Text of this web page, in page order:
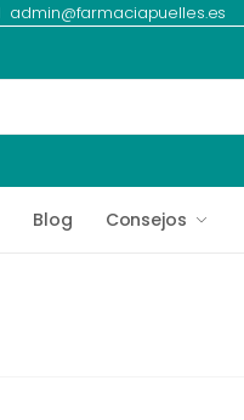
admin@farmaciapuelles.es
Blog Consejos